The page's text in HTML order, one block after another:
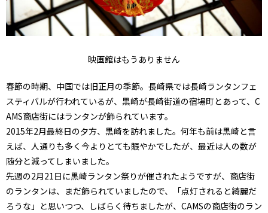
映画館はもうありません
春節の時期、中国では旧正月の季節。長崎県では長崎ランタンフェ
スティバルが行われているが、黒崎が長崎街道の宿場町とあって、C
AMS商店街にはランタンが飾られています。
2015年2月最終日の夕方、黒崎を訪れました。何年も前は黒崎と言
えば、人通りも多く今よりとても賑やかでしたが、最近は人の数が
随分と減ってしまいました。
先週の2月21日に黒崎ランタン祭りが催されたようですが、商店街
のランタンは、まだ飾られていましたので、「点灯されると綺麗だ
ろうな」と思いつつ、しばらく待ちましたが、CAMSの商店街のラン